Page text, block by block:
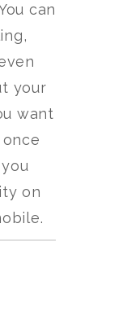
can
your
want
on